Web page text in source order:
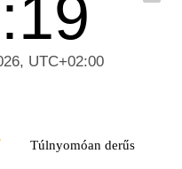
Túlnyomóan derűs